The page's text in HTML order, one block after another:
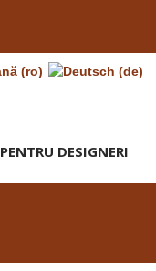
PENTRU DESIGNERI